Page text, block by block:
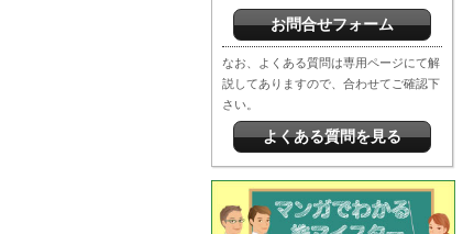
お問合せフォーム
なお、よくある質問は専用ページにて解
説してありますので、合わせてご確認下
さい。
よくある質問を見る